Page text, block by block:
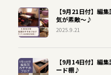
【9月21日付】編
気が素敵～♪
2025.9.21
【9月14日付】編
ード棚♪